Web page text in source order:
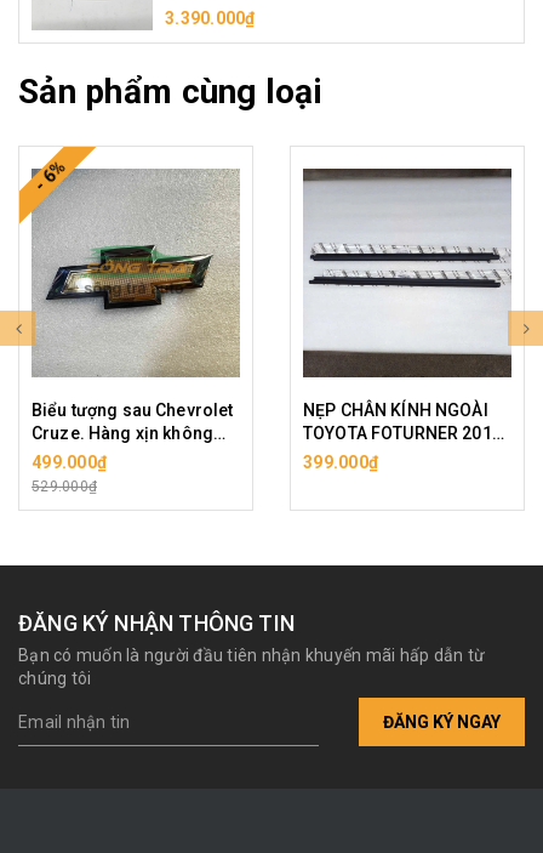
3.390.000₫
Sản phẩm cùng loại
- 6%
Biểu tượng sau Chevrolet
Cruze. Hàng xịn không
bao bì.
499.000₫
529.000₫
NẸP CHÂN KÍNH NGOÀI
TOYOTA FOTURNER 2015
( GIÁ 1 BÊN)
399.000₫
ĐĂNG KÝ NHẬN THÔNG TIN
Bạn có muốn là người đầu tiên nhận khuyến mãi hấp dẫn từ
chúng tôi
ĐĂNG KÝ NGAY